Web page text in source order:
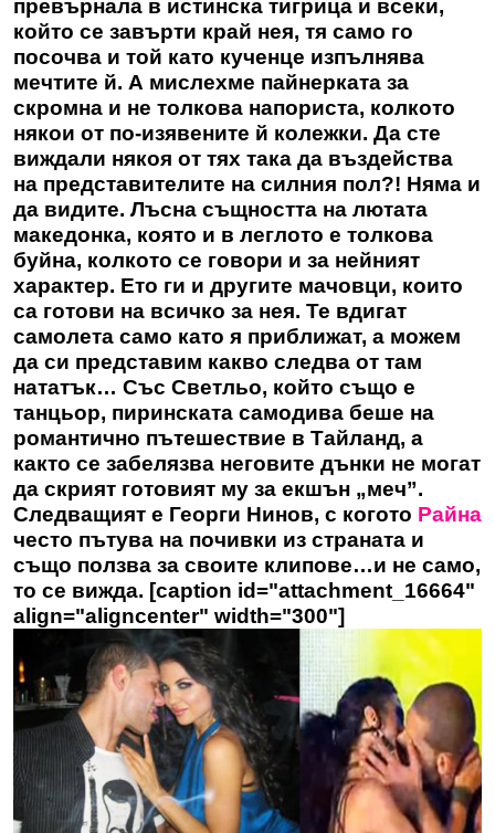
превърнала в истинска тигрица и всеки,
който се завърти край нея, тя само го
посочва и той като кученце изпълнява
мечтите й. А мислехме пайнерката за
скромна и не толкова напориста, колкото
някои от по-изявените й колежки. Да сте
виждали някоя от тях така да въздейства
на представителите на силния пол?! Няма и
да видите. Лъсна същността на лютата
македонка, която и в леглото е толкова
буйна, колкото се говори и за нейният
характер. Ето ги и другите мачовци, които
са готови на всичко за нея. Те вдигат
самолета само като я приближат, а можем
да си представим какво следва от там
нататък… Със Светльо, който също е
танцьор, пиринската самодива беше на
романтично пътешествие в Тайланд, а
както се забелязва неговите дънки не могат
да скрият готовият му за екшън „меч”.
Следващият е Георги Нинов, с когото Райна
често пътува на почивки из страната и
също ползва за своите клипове…и не само,
то се вижда. [caption id="attachment_16664"
align="aligncenter" width="300"]